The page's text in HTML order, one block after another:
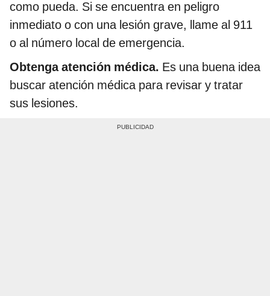
como pueda. Si se encuentra en peligro
inmediato o con una lesión grave, llame al 911
o al número local de emergencia.
Obtenga atención médica. Es una buena idea
buscar atención médica para revisar y tratar
sus lesiones.